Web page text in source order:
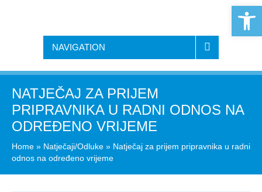
NAVIGATION
NATJEČAJ ZA PRIJEM
PRIPRAVNIKA U RADNI ODNOS NA
ODREĐENO VRIJEME
Home » Natječaji/Odluke » Natječaj za prijem pripravnika u radni
odnos na određeno vrijeme